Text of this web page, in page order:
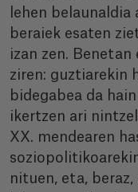
lehen
beraiek esaten
izan zen.
ziren: guztiarekin
bidegabea da
ikertzen ari
XX. mendearen
nituen, eta,